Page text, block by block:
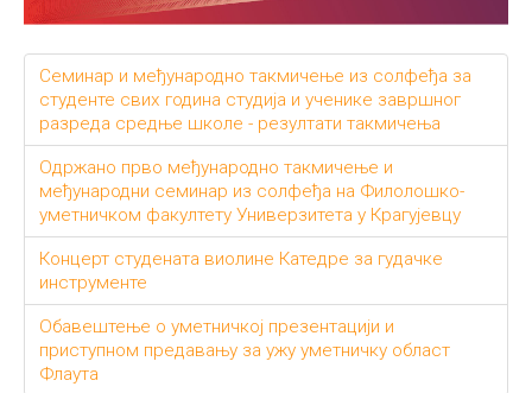
Семинар и међународно такмичење из солфеђа за
студенте свих година студија и ученике завршног
разреда средње школе - резултати такмичења
Одржано прво међународно такмичење и
међународни семинар из солфеђа на Филолошко-
уметничком факултету Универзитета у Крагујевцу
Концерт студената виолине Катедре за гудачке
инструменте
Обавештење о уметничкој презентацији и
приступном предавању за ужу уметничку област
Флаута